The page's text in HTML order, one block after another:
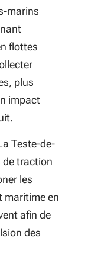
marins
flottes
plus
impact
dans une
Teste-de-
de traction
les
maritime en
afin de
des